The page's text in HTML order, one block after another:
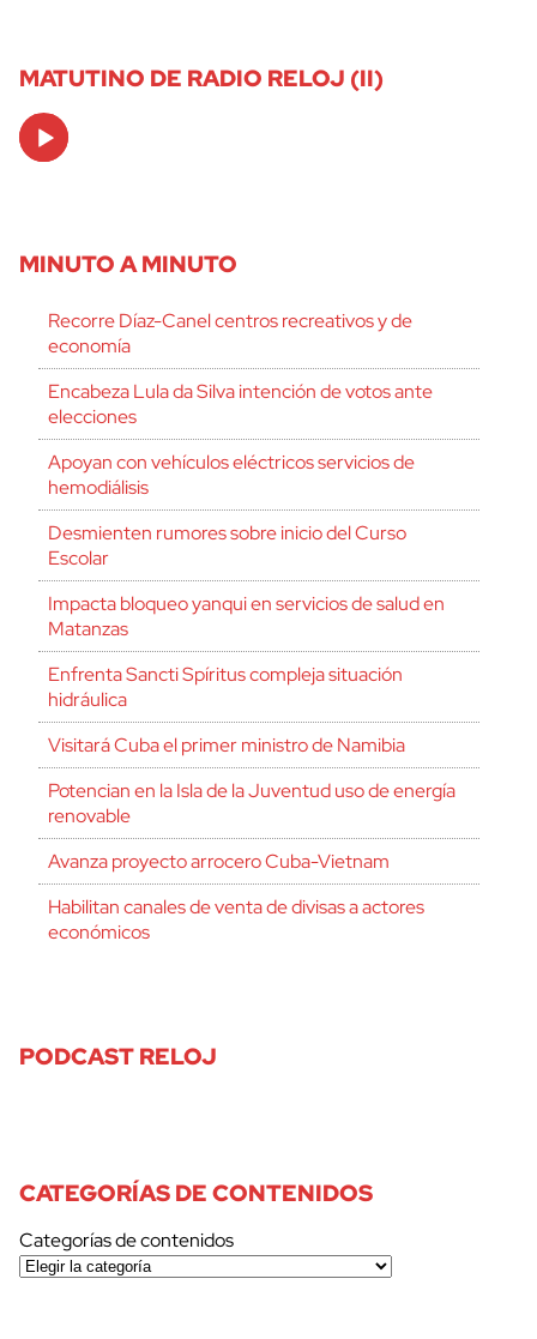
MATUTINO DE RADIO RELOJ (II)
Audio
Player
MINUTO A MINUTO
Recorre Díaz-Canel centros recreativos y de
economía
Encabeza Lula da Silva intención de votos ante
elecciones
Apoyan con vehículos eléctricos servicios de
hemodiálisis
Desmienten rumores sobre inicio del Curso
Escolar
Impacta bloqueo yanqui en servicios de salud en
Matanzas
Enfrenta Sancti Spíritus compleja situación
hidráulica
Visitará Cuba el primer ministro de Namibia
Potencian en la Isla de la Juventud uso de energía
renovable
Avanza proyecto arrocero Cuba-Vietnam
Habilitan canales de venta de divisas a actores
económicos
PODCAST RELOJ
CATEGORÍAS DE CONTENIDOS
Categorías de contenidos